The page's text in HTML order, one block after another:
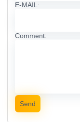
E-MAIL:
Comment:
Send